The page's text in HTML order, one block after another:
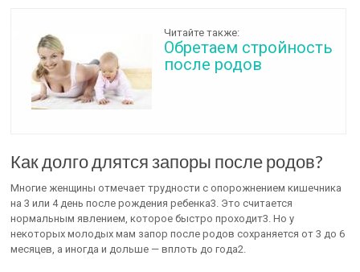
Читайте также:
Обретаем стройность
после родов
Как долго длятся запоры после родов?
Многие женщины отмечает трудности с опорожнением кишечника
на 3 или 4 день после рождения ребенка3. Это считается
нормальным явлением, которое быстро проходит3. Но у
некоторых молодых мам запор после родов сохраняется от 3 до 6
месяцев, а иногда и дольше — вплоть до года2.